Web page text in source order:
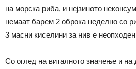
на морска риба, и нејзиното
немаат барем 2 оброка неделно со
3 масни киселини за нив е
Со оглед на виталното значење и на